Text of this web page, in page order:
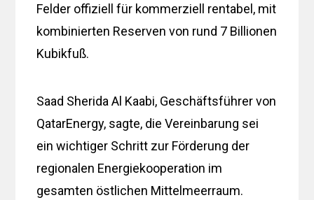
Felder offiziell für kommerziell rentabel, mit
kombinierten Reserven von rund 7 Billionen
Kubikfuß.
Saad Sherida Al Kaabi, Geschäftsführer von
QatarEnergy, sagte, die Vereinbarung sei
ein wichtiger Schritt zur Förderung der
regionalen Energiekooperation im
gesamten östlichen Mittelmeerraum.